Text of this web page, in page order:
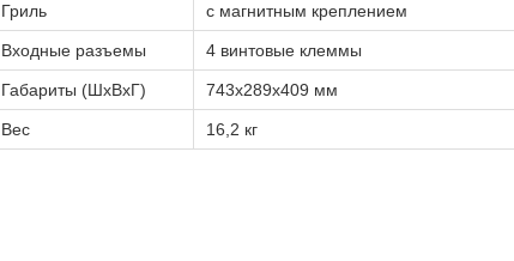
Гриль с магнитным креплением
Входные разъемы 4 винтовые клеммы
Габариты (ШхВхГ) 743х289х409 мм
Вес 16,2 кг